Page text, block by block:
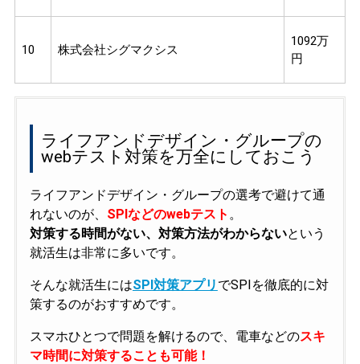
10 株式会社シグマクシス
1092万
円
ライフアンドデザイン・グループの
webテスト対策を万全にしておこう
ライフアンドデザイン・グループの選考で避けて通
れないのが、 SPIなどのwebテスト 。
対策する時間がない、対策方法がわからないという
就活生は非常に多いです。
そんな就活生にはSPI対策アプリ でSPIを徹底的に対
策するのがおすすめです。
スマホひとつで問題を解けるので、電車などのスキ
マ時間に対策することも可能！